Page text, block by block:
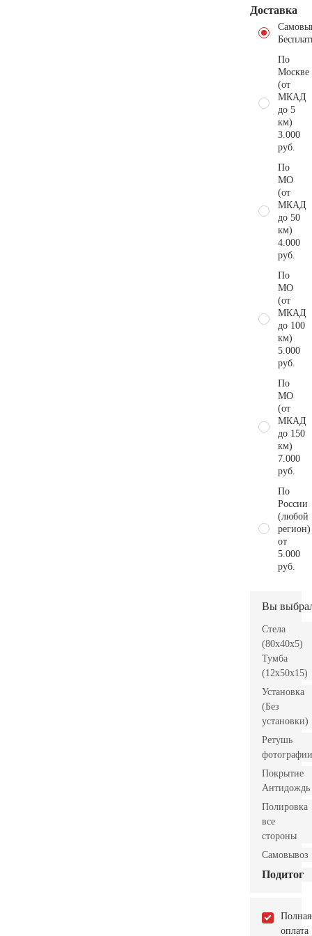
Доставка
По
Москве
(от
МКАД
до 5
км)
3.000
руб.
По
МО
(от
МКАД
до 50
км)
4.000
руб.
По
МО
(от
МКАД
до 100
км)
5.000
руб.
По
МО
(от
МКАД
до 150
км)
7.000
руб.
По
России
(любой
регион)
от
5.000
руб.
Вы
Стела
(80x40x5)
Тумба
(12x50x15)
Установка
(Без
установки)
Ретушь
фотографии
Покрытие
Антидождь
Полировка
все
стороны
Самовывоз
Подитог
Полная
оплата